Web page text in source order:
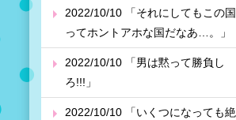
2022/10/10 「それにしてもこの国
ってホントアホな国だなあ…。」
2022/10/10 「男は黙って勝負し
ろ!!!」
2022/10/10 「いくつになっても絶